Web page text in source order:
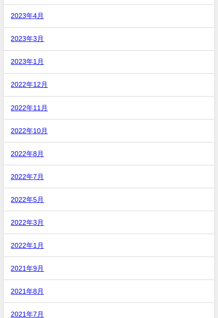
2023年4月
2023年3月
2023年1月
2022年12月
2022年11月
2022年10月
2022年8月
2022年7月
2022年5月
2022年3月
2022年1月
2021年9月
2021年8月
2021年7月